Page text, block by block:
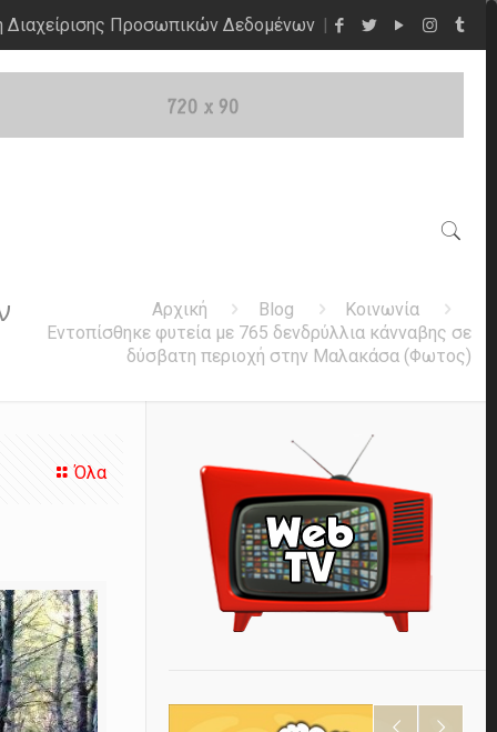
Διαχείρισης Προσωπικών Δεδομένων
Αρχική Blog
Κοινωνία
Εντοπίσθηκε φυτεία με 765 δενδρύλλια κάνναβης σε
δύσβατη περιοχή στην Μαλακάσα (Φωτος)
Όλα